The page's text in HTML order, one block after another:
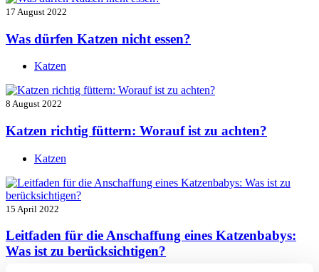
17 August 2022
Was dürfen Katzen nicht essen?
Katzen
8 August 2022
Katzen richtig füttern: Worauf ist zu achten?
Katzen
15 April 2022
Leitfaden für die Anschaffung eines Katzenbabys:
Was ist zu berücksichtigen?